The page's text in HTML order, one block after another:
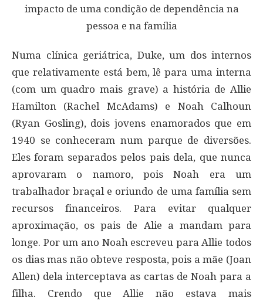
Numa clínica geriátrica, Duke, um dos internos
que relativamente está bem, lê para uma interna
(com um quadro mais grave) a história de Allie
Hamilton (Rachel McAdams) e Noah Calhoun
(Ryan Gosling), dois jovens enamorados que em
1940 se conheceram num parque de diversões.
Eles foram separados pelos pais dela, que nunca
aprovaram o namoro, pois Noah era um
trabalhador braçal e oriundo de uma família sem
recursos financeiros. Para evitar qualquer
aproximação, os pais de Alie a mandam para
longe. Por um ano Noah escreveu para Allie todos
os dias mas não obteve resposta, pois a mãe (Joan
Allen) dela interceptava as cartas de Noah para a
filha. Crendo que Allie não estava mais